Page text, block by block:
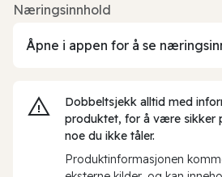
Næringsinnhold
Åpne i appen for å se
Dobbeltsjekk alltid med
produktet, for å være sikker
noe du ikke tåler.
Produktinformasjonen